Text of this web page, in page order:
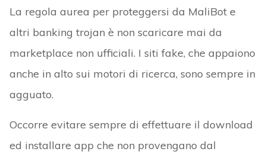
La regola aurea per proteggersi da MaliBot e
altri banking trojan è non scaricare mai da
marketplace non ufficiali. I siti fake, che appaiono
anche in alto sui motori di ricerca, sono sempre in
agguato.
Occorre evitare sempre di effettuare il download
ed installare app che non provengano dal